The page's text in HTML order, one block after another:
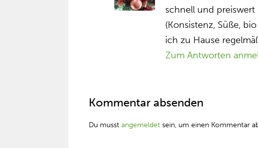
schnell und
(Konsistenz, Süße,
ich zu Hause
Zum Antworten
Kommentar absenden
Du musstangemeldet sein, um einen Kommentar